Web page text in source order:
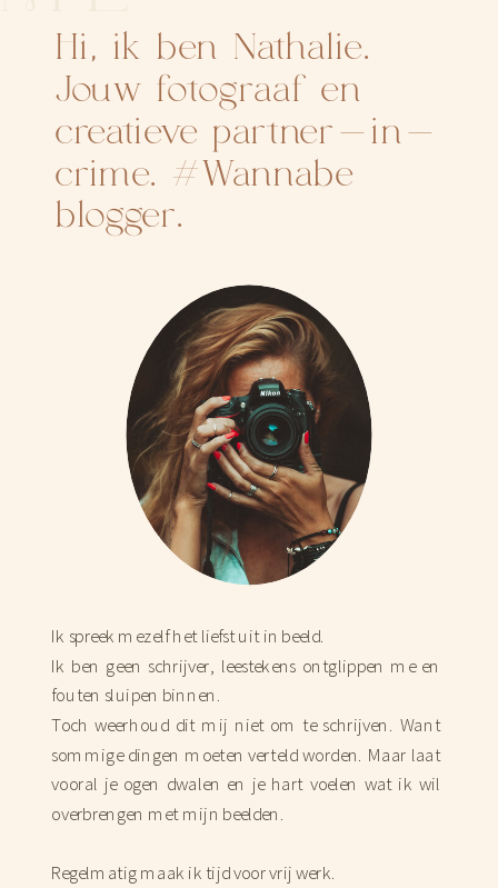
Ik spreek mezelf het liefst uit in beeld.
Ik ben geen schrijver, leestekens ontglippen me en
fouten sluipen binnen.
Toch weerhoud dit mij niet om te schrijven. Want
sommige dingen moeten verteld worden. Maar laat
vooral je ogen dwalen en je hart voelen wat ik wil
overbrengen met mijn beelden.
Regelmatig maak ik tijd voor vrij werk.
Hi, ik ben Nathalie.
Jouw fotograaf en
creatieve partner-in-
crime. #Wannabe
blogger.